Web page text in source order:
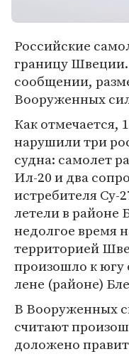
Российские
границу
сообщении,
Вооруженных
Как отмечается,
нарушили три
судна: самолет
Ил-20 и два
истребителя Су-
летели в районе
недолгое время
территорией
произошло к югу
лене (районе)
В Вооруженных
считают
доложено